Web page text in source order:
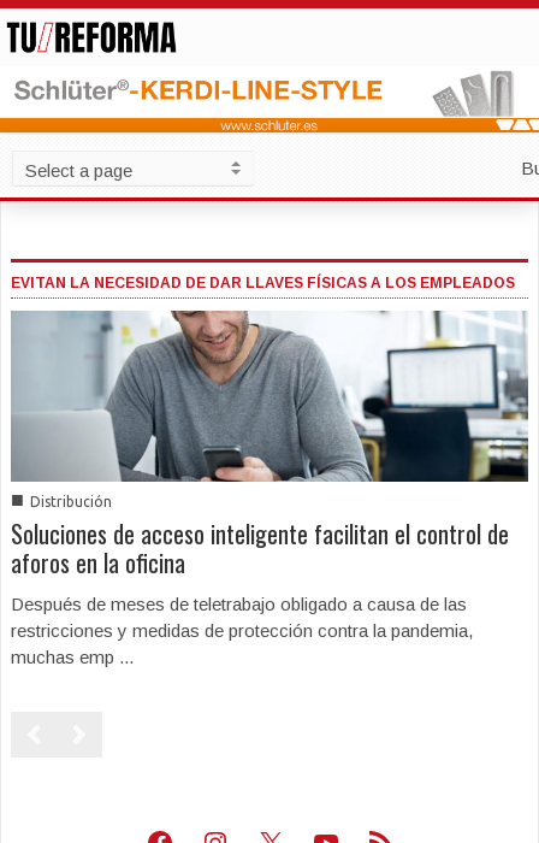
EVITAN LA NECESIDAD DE DAR LLAVES FÍSICAS A LOS EMPLEADOS
■ Distribución
Soluciones de acceso inteligente facilitan el control de
aforos en la oficina
Después de meses de teletrabajo obligado a causa de las
restricciones y medidas de protección contra la pandemia,
muchas emp ...